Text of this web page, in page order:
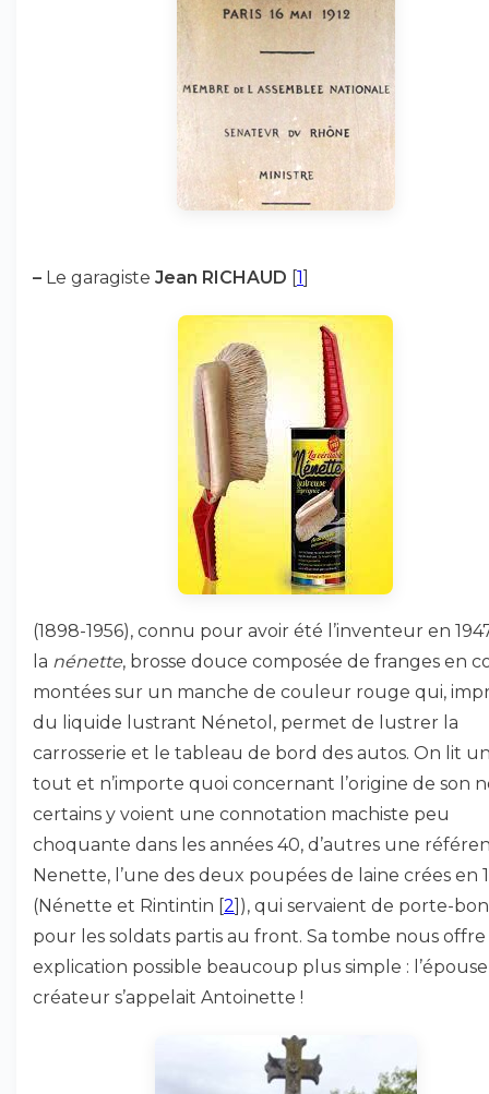
– Le garagiste Jean RICHAUD [1]
(1898-1956), connu pour avoir été l’inventeur en
la nénette, brosse douce composée de franges en
montées sur un manche de couleur rouge qui,
du liquide lustrant Nénetol, permet de lustrer la
carrosserie et le tableau de bord des autos. On lit
tout et n’importe quoi concernant l’origine de son
certains y voient une connotation machiste peu
choquante dans les années 40, d’autres une
Nenette, l’une des deux poupées de laine crées en
(Nénette et Rintintin [2] ), qui servaient de porte-
pour les soldats partis au front. Sa tombe nous
explication possible beaucoup plus simple :
créateur s’appelait Antoinette !